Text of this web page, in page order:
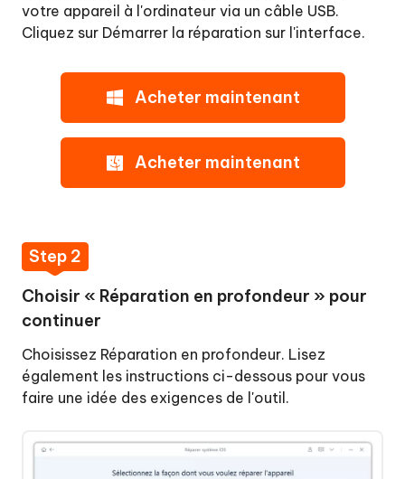
votre appareil à l'ordinateur via un câble USB.
Cliquez sur Démarrer la réparation sur l'interface.
Acheter maintenant
Acheter maintenant
Step 2
Choisir « Réparation en profondeur » pour
continuer
Choisissez Réparation en profondeur. Lisez
également les instructions ci-dessous pour vous
faire une idée des exigences de l'outil.